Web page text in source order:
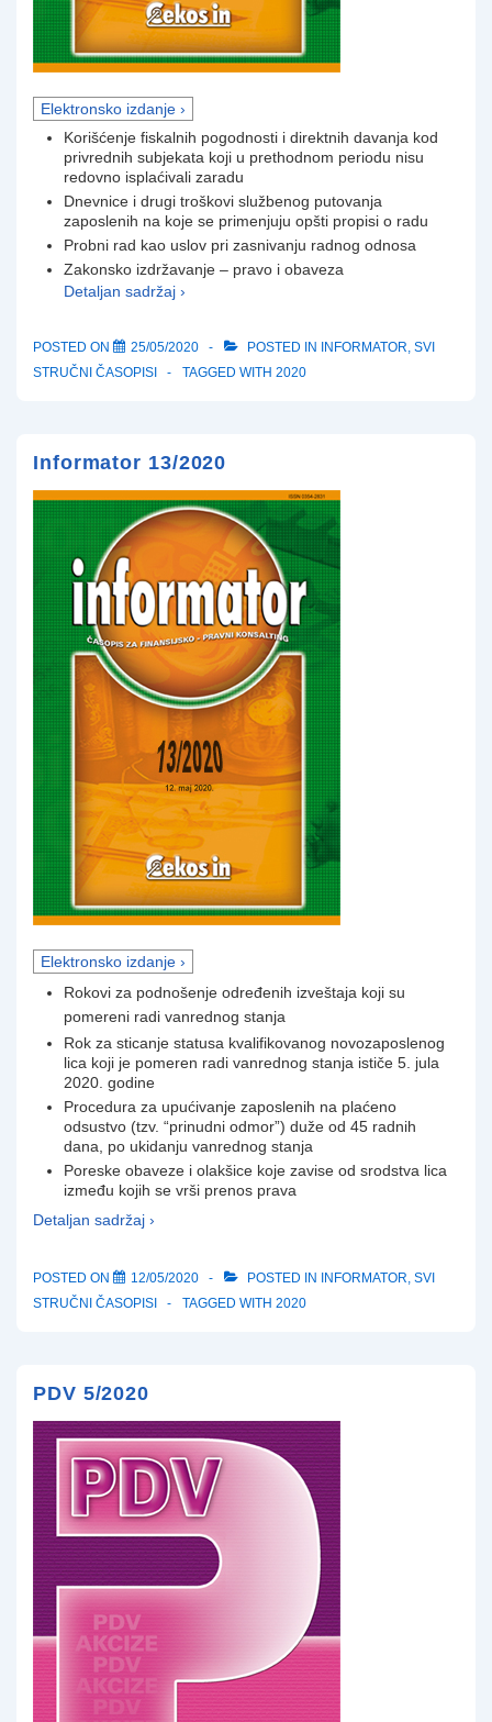
Elektronsko izdanje ›
Korišćenje fiskalnih pogodnosti i direktnih davanja kod
privrednih subjekata koji u prethodnom periodu nisu
redovno isplaćivali zaradu
Dnevnice i drugi troškovi službenog putovanja
zaposlenih na koje se primenjuju opšti propisi o radu
Probni rad kao uslov pri zasnivanju radnog odnosa
Zakonsko izdržavanje – pravo i obaveza
Detaljan sadržaj ›
POSTED ON 25/05/2020 POSTED IN INFORMATOR SVI
STRUČNI ČASOPISI
TAGGED WITH 2020
Informator 13/2020
Elektronsko izdanje ›
Rokovi za podnošenje određenih izveštaja koji su
pomereni radi vanrednog stanja
Rok za sticanje statusa kvalifikovanog novozaposlenog
lica koji je pomeren radi vanrednog stanja ističe 5. jula
2020. godine
Procedura za upućivanje zaposlenih na plaćeno
odsustvo (tzv. “prinudni odmor”) duže od 45 radnih
dana, po ukidanju vanrednog stanja
Poreske obaveze i olakšice koje zavise od srodstva lica
između kojih se vrši prenos prava
Detaljan sadržaj ›
POSTED ON 12/05/2020 POSTED IN INFORMATOR SVI
STRUČNI ČASOPISI
TAGGED WITH 2020
PDV 5/2020